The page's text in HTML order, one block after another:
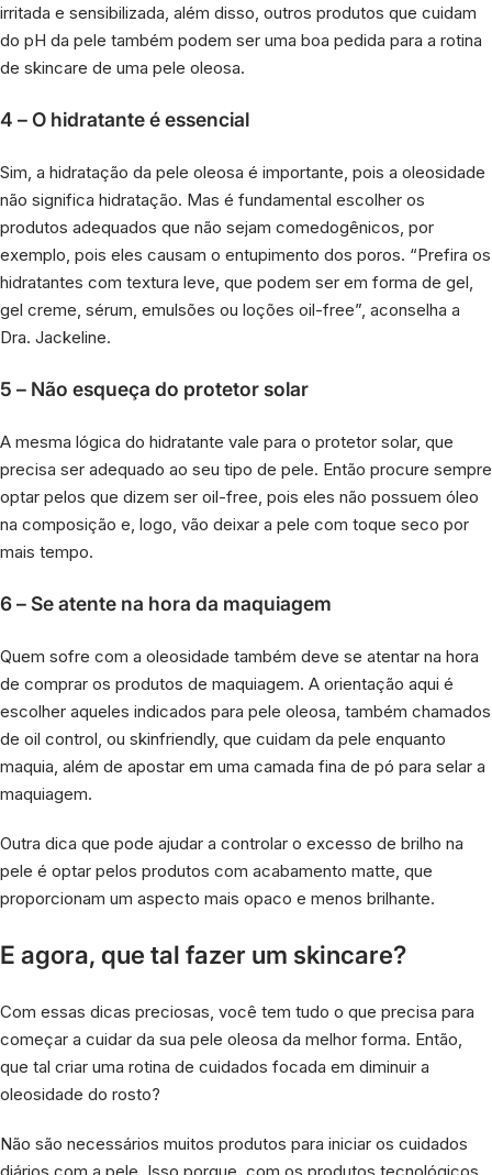
irritada e sensibilizada, além disso, outros produtos que cuidam
do pH da pele também podem ser uma boa pedida para a rotina
de skincare de uma pele oleosa.
4 – O hidratante é essencial
Sim, a hidratação da pele oleosa é importante, pois a oleosidade
não significa hidratação. Mas é fundamental escolher os
produtos adequados que não sejam comedogênicos, por
exemplo, pois eles causam o entupimento dos poros. “Prefira os
hidratantes com textura leve, que podem ser em forma de gel,
gel creme, sérum, emulsões ou loções oil-free”, aconselha a
Dra. Jackeline.
5 – Não esqueça do protetor solar
A mesma lógica do hidratante vale para o protetor solar, que
precisa ser adequado ao seu tipo de pele. Então procure sempre
optar pelos que dizem ser oil-free, pois eles não possuem óleo
na composição e, logo, vão deixar a pele com toque seco por
mais tempo.
6 – Se atente na hora da maquiagem
Quem sofre com a oleosidade também deve se atentar na hora
de comprar os produtos de maquiagem. A orientação aqui é
escolher aqueles indicados para pele oleosa, também chamados
de oil control, ou skinfriendly, que cuidam da pele enquanto
maquia, além de apostar em uma camada fina de pó para selar a
maquiagem.
Outra dica que pode ajudar a controlar o excesso de brilho na
pele é optar pelos produtos com acabamento matte, que
proporcionam um aspecto mais opaco e menos brilhante.
E agora, que tal fazer um skincare?
Com essas dicas preciosas, você tem tudo o que precisa para
começar a cuidar da sua pele oleosa da melhor forma. Então,
que tal criar uma rotina de cuidados focada em diminuir a
oleosidade do rosto?
Não são necessários muitos produtos para iniciar os cuidados